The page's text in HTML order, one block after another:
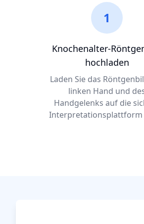
1
Knochenalter-
hochladen
Laden Sie das
linken Hand und
Handgelenks auf die
Interpretationsplattform